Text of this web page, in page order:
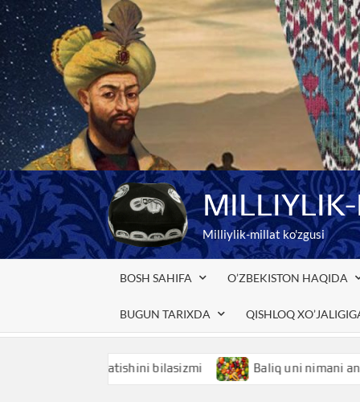
Skip
to
content
Milliylik-millat ko'zgusi
BOSH SAHIFA O’ZBEKISTON HAQIDA
BUGUN TARIXDA QISHLOQ
anglatishini bilasizmi Baliq uni nimani anglatishini